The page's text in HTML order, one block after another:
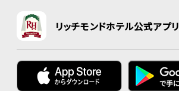
リッチモンドホテル公式アプリ